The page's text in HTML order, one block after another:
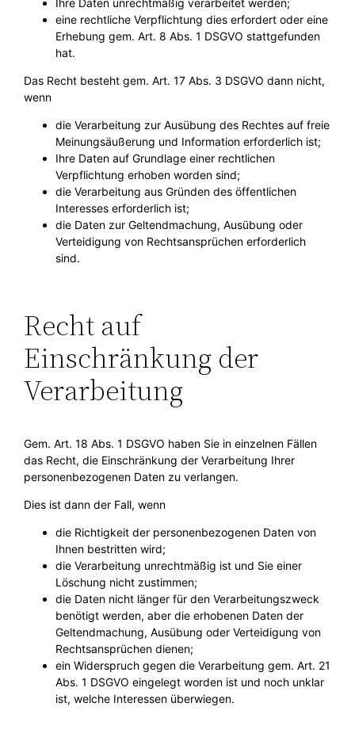
Ihre Daten unrechtmäßig verarbeitet werden;
eine rechtliche Verpflichtung dies erfordert oder eine
Erhebung gem. Art. 8 Abs. 1 DSGVO stattgefunden
hat.
Das Recht besteht gem. Art. 17 Abs. 3 DSGVO dann nicht,
wenn
die Verarbeitung zur Ausübung des Rechtes auf freie
Meinungsäußerung und Information erforderlich ist;
Ihre Daten auf Grundlage einer rechtlichen
Verpflichtung erhoben worden sind;
die Verarbeitung aus Gründen des öffentlichen
Interesses erforderlich ist;
die Daten zur Geltendmachung, Ausübung oder
Verteidigung von Rechtsansprüchen erforderlich
sind.
Recht auf
Einschränkung der
Verarbeitung
Gem. Art. 18 Abs. 1 DSGVO haben Sie in einzelnen Fällen
das Recht, die Einschränkung der Verarbeitung Ihrer
personenbezogenen Daten zu verlangen.
Dies ist dann der Fall, wenn
die Richtigkeit der personenbezogenen Daten von
Ihnen bestritten wird;
die Verarbeitung unrechtmäßig ist und Sie einer
Löschung nicht zustimmen;
die Daten nicht länger für den Verarbeitungszweck
benötigt werden, aber die erhobenen Daten der
Geltendmachung, Ausübung oder Verteidigung von
Rechtsansprüchen dienen;
ein Widerspruch gegen die Verarbeitung gem. Art. 21
Abs. 1 DSGVO eingelegt worden ist und noch unklar
ist, welche Interessen überwiegen.